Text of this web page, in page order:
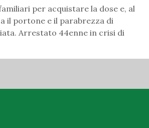
per acquistare la dose e, al
il portone e il parabrezza di
Arrestato 44enne in crisi di